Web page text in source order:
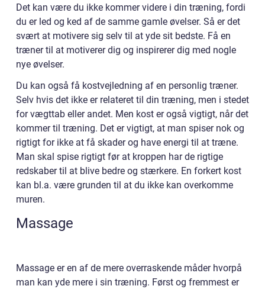
Det kan være du ikke kommer videre i din træning, fordi
du er led og ked af de samme gamle øvelser. Så er det
svært at motivere sig selv til at yde sit bedste. Få en
træner til at motiverer dig og inspirerer dig med nogle
nye øvelser.
Du kan også få kostvejledning af en personlig træner.
Selv hvis det ikke er relateret til din træning, men i stedet
for vægttab eller andet. Men kost er også vigtigt, når det
kommer til træning. Det er vigtigt, at man spiser nok og
rigtigt for ikke at få skader og have energi til at træne.
Man skal spise rigtigt før at kroppen har de rigtige
redskaber til at blive bedre og stærkere. En forkert kost
kan bl.a. være grunden til at du ikke kan overkomme
muren.
Massage
Massage er en af de mere overraskende måder hvorpå
man kan yde mere i sin træning. Først og fremmest er